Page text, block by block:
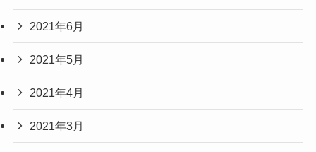
2021年6月
2021年5月
2021年4月
2021年3月